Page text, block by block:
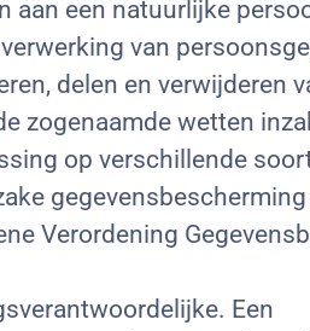
een natuurlijke
van
delen en verwijderen
zogenaamde wetten
op verschillende
Verordening
Een